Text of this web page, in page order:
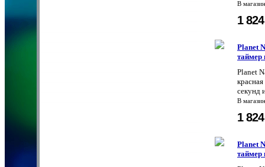
В
1
Planet
таймер
Planet
секунд
В
1
Planet
таймер